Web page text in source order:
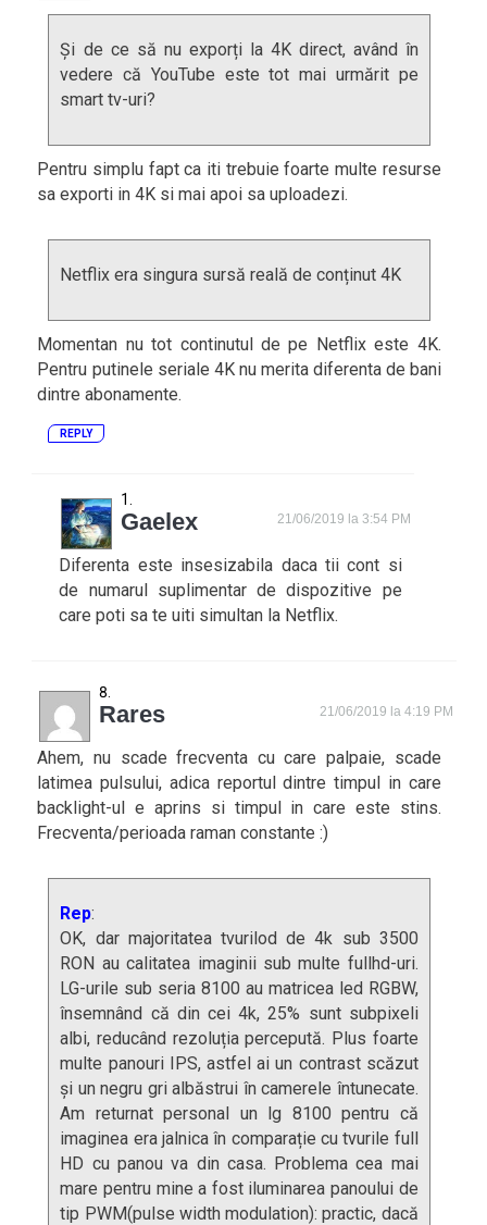
Și de ce să nu exporți la 4K direct, având în
vedere că YouTube este tot mai urmărit pe
smart tv-uri?
Pentru simplu fapt ca iti trebuie foarte multe resurse
sa exporti in 4K si mai apoi sa uploadezi.
Netflix era singura sursă reală de conținut 4K
Momentan nu tot continutul de pe Netflix este 4K.
Pentru putinele seriale 4K nu merita diferenta de bani
dintre abonamente.
REPLY
Gaelex 21/06/2019 la 3:54 PM
Diferenta este insesizabila daca tii cont si
de numarul suplimentar de dispozitive pe
care poti sa te uiti simultan la Netflix.
Rares 21/06/2019 la 4:19 PM
Ahem, nu scade frecventa cu care palpaie, scade
latimea pulsului, adica reportul dintre timpul in care
backlight-ul e aprins si timpul in care este stins.
Frecventa/perioada raman constante :)
Rep:
OK, dar majoritatea tvurilod de 4k sub 3500
RON au calitatea imaginii sub multe fullhd-uri.
LG-urile sub seria 8100 au matricea led RGBW,
însemnând că din cei 4k, 25% sunt subpixeli
albi, reducând rezoluția percepută. Plus foarte
multe panouri IPS, astfel ai un contrast scăzut
și un negru gri albăstrui în camerele întunecate.
Am returnat personal un lg 8100 pentru că
imaginea era jalnica în comparație cu tvurile full
HD cu panou va din casa. Problema cea mai
mare pentru mine a fost iluminarea panoului de
tip PWM(pulse width modulation): practic, dacă